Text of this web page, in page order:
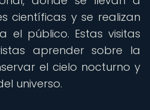
científicas y se realizan
el público. Estas visitas
aprender sobre la
el cielo nocturno y
universo.